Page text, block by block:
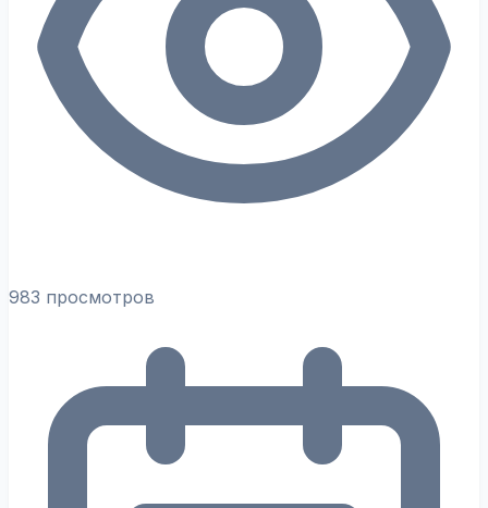
983 просмотров